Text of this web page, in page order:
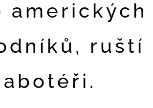
amerických
ruští